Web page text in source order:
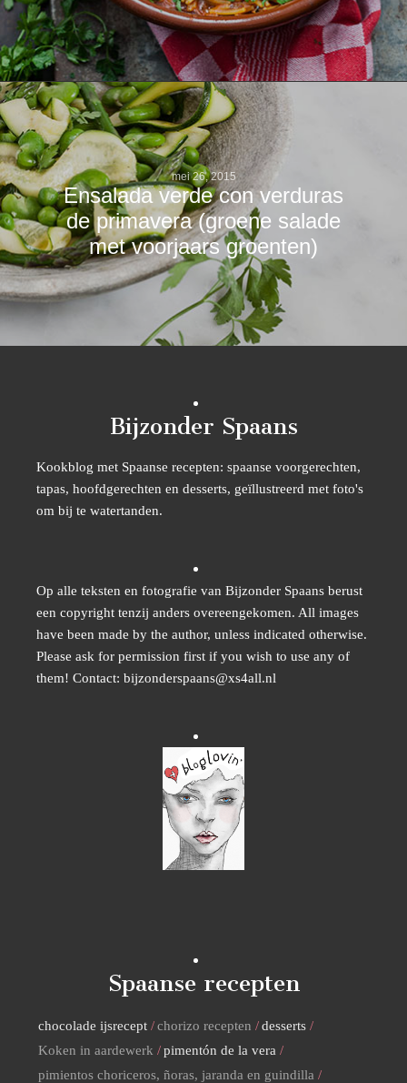
mei 26, 2015
Ensalada verde con verduras
de primavera (groene salade
met voorjaars groenten)
Bijzonder Spaans
Kookblog met Spaanse recepten: spaanse voorgerechten,
tapas, hoofdgerechten en desserts, geïllustreerd met foto's
om bij te watertanden.
Op alle teksten en fotografie van Bijzonder Spaans berust
een copyright tenzij anders overeengekomen. All images
have been made by the author, unless indicated otherwise.
Please ask for permission first if you wish to use any of
them! Contact: bijzonderspaans@xs4all.nl
Spaanse recepten
chocolade ijsrecept chorizo recepten
desserts
Koken in aardewerk
pimentón de la vera
pimientos choriceros, ñoras, jaranda en guindilla